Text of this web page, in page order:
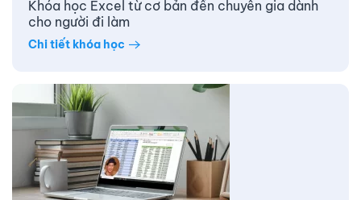
Khóa học Excel từ cơ bản đến chuyên gia dành
cho người đi làm
Chi tiết khóa học